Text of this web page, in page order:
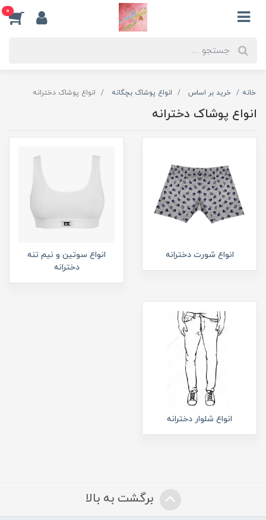
0
خانه خرید بر اساس انواع پوشاک بچگانه انواع پوشاک دخترانه
انواع پوشاک دخترانه
انواع شورت دخترانه
انواع سوتین و نیم تنه
دخترانه
انواع شلوار دخترانه
برگشت به بالا